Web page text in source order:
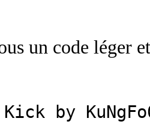
un code léger
by